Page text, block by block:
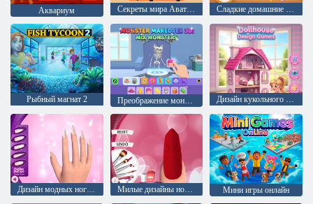
Аквариум Секреты мира Аватара Сладкие домашние истории
Рыбный магнат 2 Преображение монстра 3D: Микс Монстров Дизайн кукольного домика
Дизайн модных ногтей Милые дизайны ногтей 3D Мини игры онлайн